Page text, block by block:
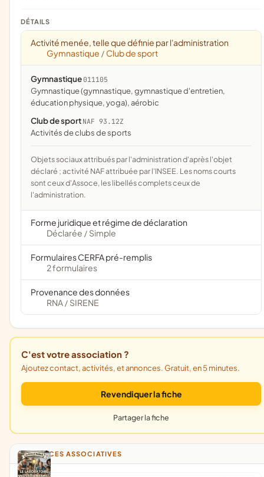
DÉTAILS
Activité menée, telle que définie par l'administration
Gymnastique / Club de sport
Gymnastique 011105
Gymnastique (gymnastique, gymnastique d'entretien,
éducation physique, yoga), aérobic
Club de sport NAF 93.12Z
Activités de clubs de sports
Objets sociaux attribués par l'administration d'après l'objet
déclaré ; activité NAF attribuée par l'INSEE. Les noms courts
sont ceux d'Assoce, les libellés complets ceux de
l'administration.
Forme juridique et régime de déclaration
Déclarée / Simple
Formulaires CERFA pré-remplis
2 formulaires
Provenance des données
RNA / SIRENE
C'est votre association ?
Ajoutez contact, activités, et annonces. Gratuit, en 5 minutes.
Revendiquer la fiche
Partager la fiche
ANNONCES ASSOCIATIVES